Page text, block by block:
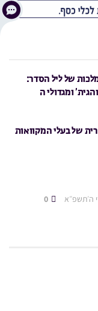
של ליל הסדר:
ומגדולי ה
של בעלי המקוואות
ה׳תשפ״א